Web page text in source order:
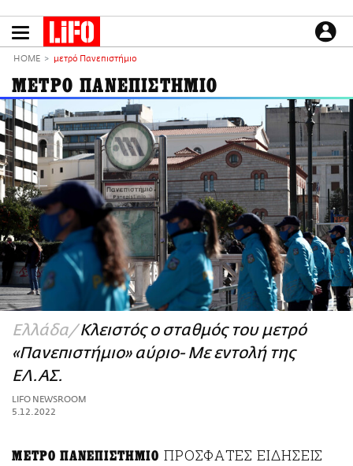
το
LIFO SHOP
NEWSLETTER
ΜΙΚΡΟΠΡΑΓΜΑΤΑ
THE GOOD LIFO
LIFOLAND
CITY GUIDE
ΑΜΠΑ
PRINT
ΕΙΔΗΣΕΙΣ
CULTURE
ΑΠΟΨΕΙΣ
ΤΡΟΠΟΣ ΖΩΗΣ
PODCASTS
Plus
HOME μετρό Πανεπιστήμιο
ΜΕΤΡΟ ΠΑΝΕΠΙΣΤΗΜΙΟ
Ελλάδα Κλειστός ο σταθμός του μετρό
«Πανεπιστήμιο» αύριο- Με εντολή της
ΕΛ.ΑΣ.
LIFO NEWSROOM
5.12.2022
ΜΕΤΡΟ ΠΑΝΕΠΙΣΤΗΜΙΟ ΠΡΟΣΦΑΤΕΣ ΕΙΔΗΣΕΙΣ